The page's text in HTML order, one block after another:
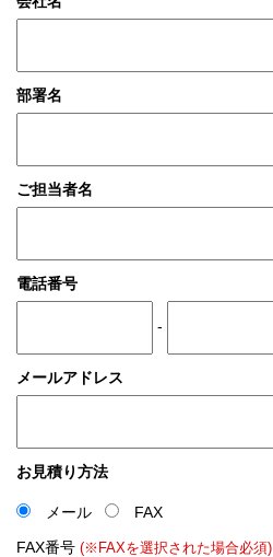
部署名
ご担当者名
電話番号
-
メールアドレス
お見積り方法
メール
FAX
FAX番号 (※FAXを選択された場合必須)